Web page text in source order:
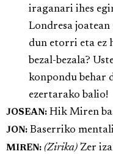
iraganari ihes
Londresa
dun etorri eta ez
bezal-bezala?
konpondu behar
ezertarako balio!
JOSEAN: Hik Miren
JON: Baserriko
MIREN: (Zirika) Zer